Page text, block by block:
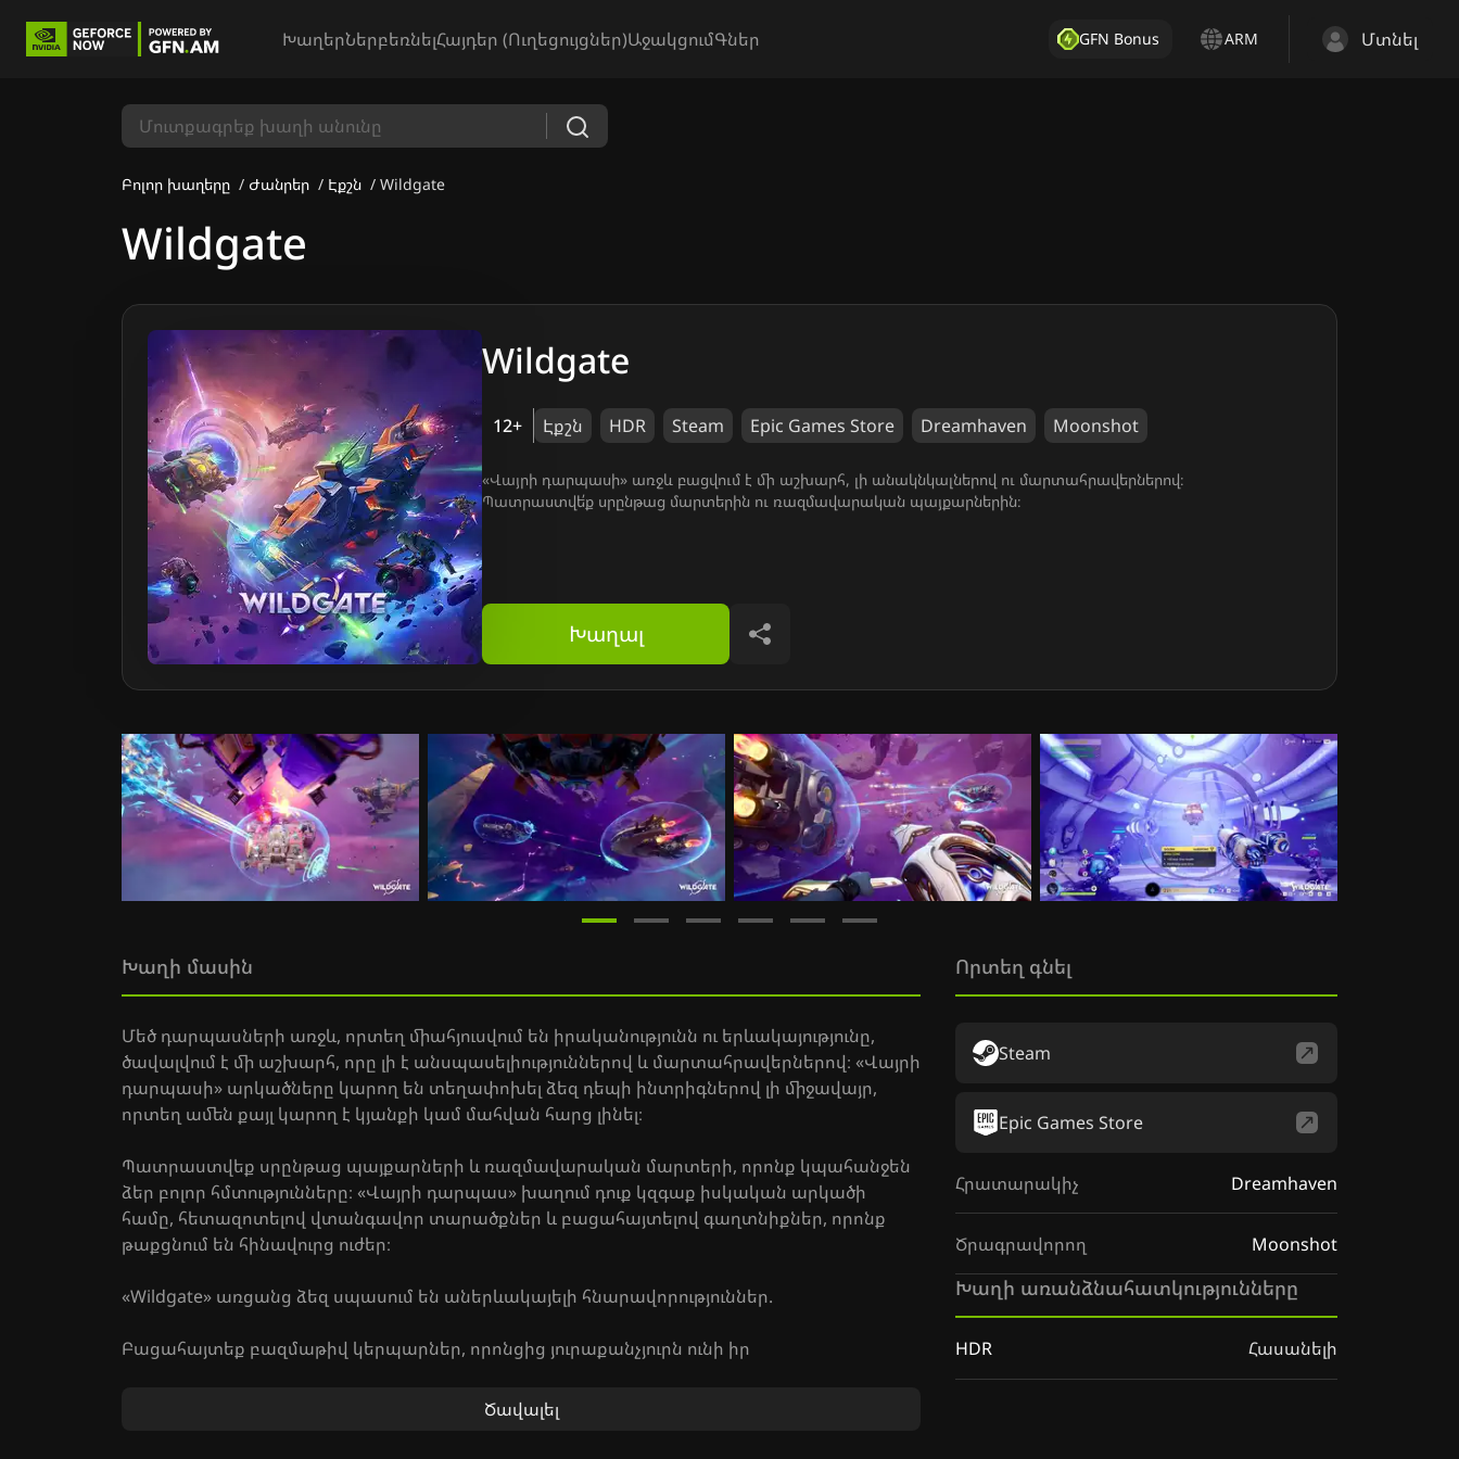
ԽաղերՆերբեռնելՀայդեր (Ուղեցույցներ)ԱջակցումԳներ GFN Bonus ARM Մտնել
Բոլոր խաղերը Ժանրեր Էքշն Wildgate
Wildgate
Wildgate
12+ Էքշն HDR Steam Epic Games Store Dreamhaven Moonshot
«Վայրի դարպասի» առջև բացվում է մի աշխարհ, լի անակնկալներով ու մարտահրավերներով։
Պատրաստվե՛ք սրընթաց մարտերին ու ռազմավարական պայքարներին։
Խաղալ Կիսվել
Խաղի մասին
Մեծ դարպասների առջև, որտեղ միահյուսվում են իրականությունն ու երևակայությունը,
ծավալվում է մի աշխարհ, որը լի է անսպասելիություններով և մարտահրավերներով։ «Վայրի
դարպասի» արկածները կարող են տեղափոխել ձեզ դեպի ինտրիգներով լի միջավայր,
որտեղ ամեն քայլ կարող է կյանքի կամ մահվան հարց լինել։
Պատրաստվեք սրընթաց պայքարների և ռազմավարական մարտերի, որոնք կպահանջեն
ձեր բոլոր հմտությունները։ «Վայրի դարպաս» խաղում դուք կզգաք իսկական արկածի
համը, հետազոտելով վտանգավոր տարածքներ և բացահայտելով գաղտնիքներ, որոնք
թաքցնում են հինավուրց ուժեր։
«Wildgate» առցանց ձեզ սպասում են աներևակայելի հնարավորություններ.
Բացահայտեք բազմաթիվ կերպարներ, որոնցից յուրաքանչյուրն ունի իր
Մասնակցեք թիմային մարտերին և ցույց տվեք ձեր ուժը համաշխարհային ասպարեզում։
Զգացեք բարձրորակ գրաֆիկայի և ձայնային էֆեկտների ողջ հմայքը։
Ծավալել
Որտեղ գնել
Steam
Epic Games Store
Հրատարակիչ Dreamhaven
Ծրագրավորող Moonshot
Խաղի առանձնահատկությունները
HDR Հասանելի